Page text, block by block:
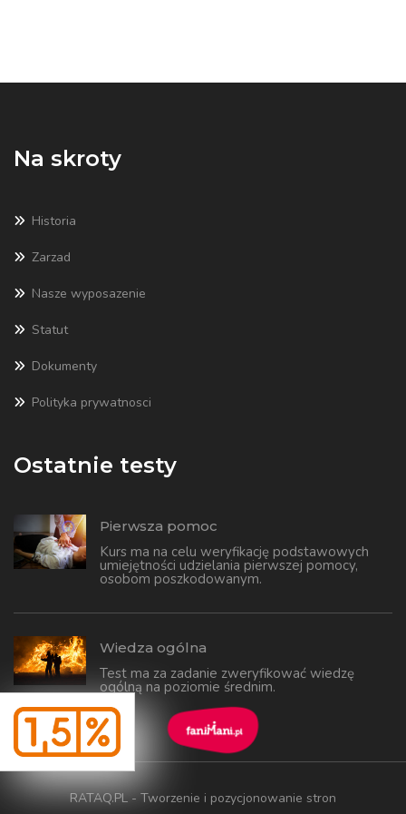
Na skroty
Historia
Zarzad
Nasze wyposazenie
Statut
Dokumenty
Polityka prywatnosci
Ostatnie testy
Pierwsza pomoc
Kurs ma na celu weryfikację podstawowych
umiejętności udzielania pierwszej pomocy,
osobom poszkodowanym.
Wiedza ogólna
Test ma za zadanie zweryfikować wiedzę
ogólną na poziomie średnim.
RATAQ.PL - Tworzenie i pozycjonowanie stron